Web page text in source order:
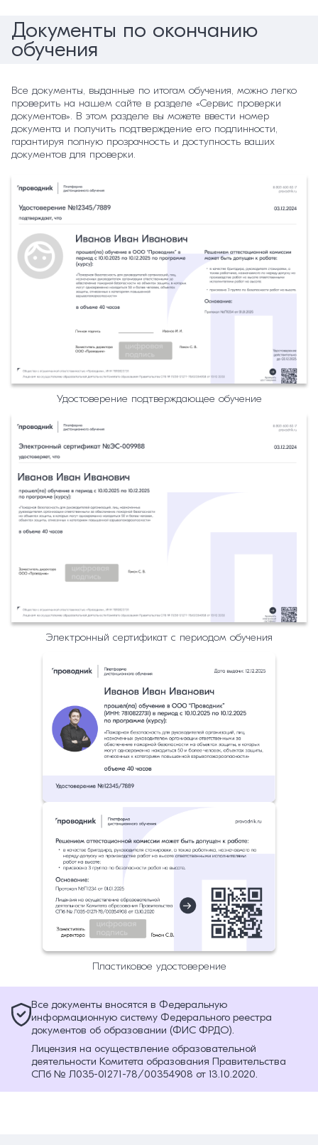
Документы по окончанию
обучения
Все документы, выданные по итогам обучения, можно легко
проверить на нашем сайте в разделе «Сервис проверки
документов». В этом разделе вы можете ввести номер
документа и получить подтверждение его подлинности,
гарантируя полную прозрачность и доступность ваших
документов для проверки.
Удостоверение подтверждающее обучение
Электронный сертификат с периодом обучения
Пластиковое удостоверение
Все документы вносятся в Федеральную
информационную систему Федерального реестра
документов об образовании (ФИС ФРДО).
Лицензия на осуществление образовательной
деятельности Комитета образования Правительства
СПб № Л035-01271-78/00354908 от 13.10.2020.